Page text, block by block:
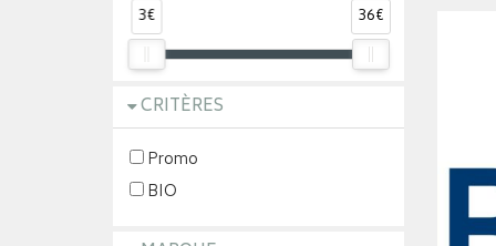
3€ 36€
CRITÈRES
Promo
BIO